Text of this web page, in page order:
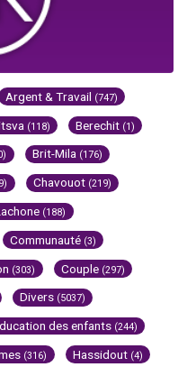
Argent & Travail (747)
(118) Berechit (1)
Brit-Mila (176)
Chavouot (219)
(188)
Communauté (3)
(303) Couple (297)
Divers (5037)
des enfants (244)
(316) Hassidout (4)